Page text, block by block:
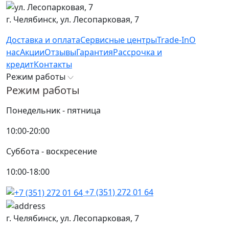
г. Челябинск, ул. Лесопарковая, 7
Доставка и оплатаСервисные центрыTrade-InО
насАкцииОтзывыГарантияРассрочка и
кредитКонтакты
Режим работы
Режим работы
Понедельник - пятница
10:00-20:00
Суббота - воскресение
10:00-18:00
+7 (351) 272 01 64
г. Челябинск, ул. Лесопарковая, 7